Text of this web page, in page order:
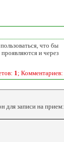
что бы
проявляются и через
1; Комментариев:
для записи на прием: